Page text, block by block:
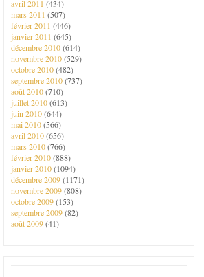
avril 2011 (434)
mars 2011 (507)
février 2011 (446)
janvier 2011 (645)
décembre 2010(614)
novembre 2010(529)
octobre 2010(482)
septembre 2010(737)
août 2010(710)
juillet 2010(613)
juin 2010(644)
mai 2010(566)
avril 2010(656)
mars 2010(766)
février 2010(888)
janvier 2010(1094)
décembre 2009(1171)
novembre 2009(808)
octobre 2009(153)
septembre 2009(82)
août 2009(41)